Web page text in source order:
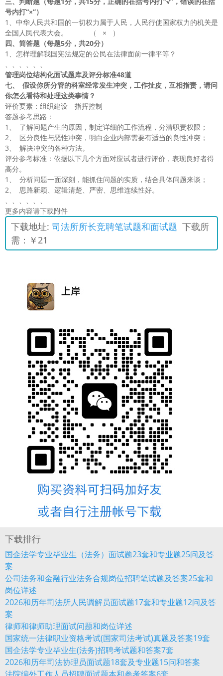
号内打“×”）
1、中华人民共和国的一切权力属于人民，人民行使国家权力的机关是
全国人民代表大会。 （ × ）
四、简答题（每题5分，共20分）
1、怎样理解我国宪法规定的公民在法律面前一律平等？
、、、、、、
管理岗位结构化面试题库及评分标准48道
七、
假设你所分管的科室经常发生冲突，工作扯皮，互相指责，请问
你怎么看待和处理这类事情？
评价要素：组织建设 指挥控制
答题参考思路：
1、 了解问题产生的原因，制定详细的工作流程，分清职责权限；
2、 区分良性与恶性冲突，明白企业内部需要有适当的良性冲突；
3、 解决冲突的各种方法。
评分参考标准：依据以下几个方面对应试者进行评价，表现良好者得
高分。
1、 分析问题一面深刻，能抓住问题的实质，结合具体问题来谈；
2、 思路新颖、逻辑清楚、严密、思维连续性好。
、、、、、、
更多内容请下载附件
下载地址: 司法所所长竞聘笔试题和面试题 下载所
需：￥21
下载排行
国企法学专业毕业生（法务）面试题23套和专业题25问及答
案
公司法务和金融行业法务合规岗位招聘笔试题及答案25套和
岗位详述
2026和历年司法所人民调解员面试题17套和专业题12问及答
案
律师和律师助理面试问题和岗位详述
国家统一法律职业资格考试(国家司法考试)真题及答案19套
国企法学专业毕业生(法务)招聘考试题和答案7套
2026和历年司法协理员面试题18套及专业题15问和答案